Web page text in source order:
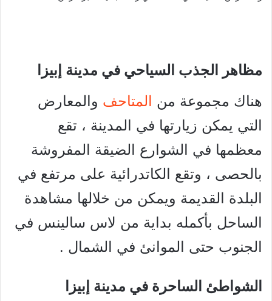
مظاهر الجذب السياحي في مدينة إبيزا
هناك مجموعة من المتاحف والمعارض
التي يمكن زيارتها في المدينة ، تقع
معظمها في الشوارع الضيقة المفروشة
بالحصى ، وتقع الكاتدرائية على مرتفع في
البلدة القديمة ويمكن من خلالها مشاهدة
الساحل بأكمله بداية من لاس سالينس في
الجنوب حتى الموانئ في الشمال .
الشواطئ الساحرة في مدينة إبيزا